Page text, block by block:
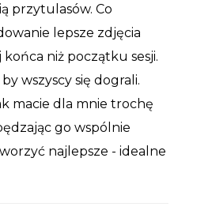
przytulasów. Co
lepsze zdjęcia
niż początku sesji.
wszyscy się dograli.
macie dla mnie trochę
go wspólnie
najlepsze - idealne